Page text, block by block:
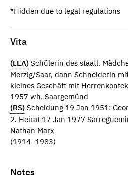
*Hidden due to legal regulations
Vita
(LEA) Schülerin des staatl.
Merzig/Saar, dann Schneiderin
kleines Geschäft mit
1957 wh. Saargemünd
(RS) Scheidung 19 Jan 1951:
2. Heirat 17 Jan 1977
Nathan Marx
(1914–1983)
Notes